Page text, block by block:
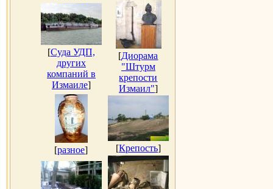
[Суда УДП,
других
компаний в
Измаиле]
[Диорама
"Штурм
крепости
Измаил"]
[разное] [Крепость]